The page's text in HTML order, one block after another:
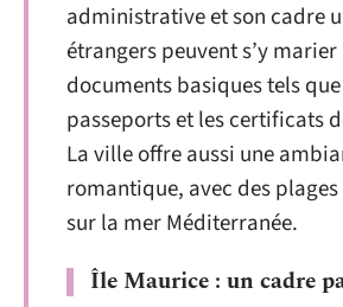
administrative et son cadre
étrangers peuvent s’y marier
documents basiques tels
passeports et les certificats
La ville offre aussi une
romantique, avec des plages
sur la mer Méditerranée.
Île Maurice : un cadre